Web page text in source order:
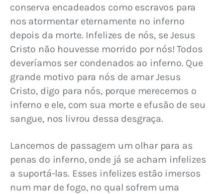
conserva encadeados como escravos para
nos atormentar eternamente no inferno
depois da morte. Infelizes de nós, se Jesus
Cristo não houvesse morrido por nós! Todos
deveríamos ser condenados ao inferno. Que
grande motivo para nós de amar Jesus
Cristo, digo para nós, porque merecemos o
inferno e ele, com sua morte e efusão de seu
sangue, nos livrou dessa desgraça.
Lancemos de passagem um olhar para as
penas do inferno, onde já se acham infelizes
a suportá-las. Esses infelizes estão imersos
num mar de fogo, no qual sofrem uma